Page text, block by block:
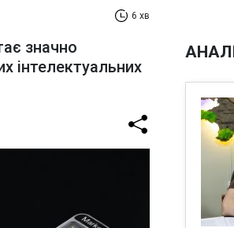
6 хв
значно
інтелектуальних